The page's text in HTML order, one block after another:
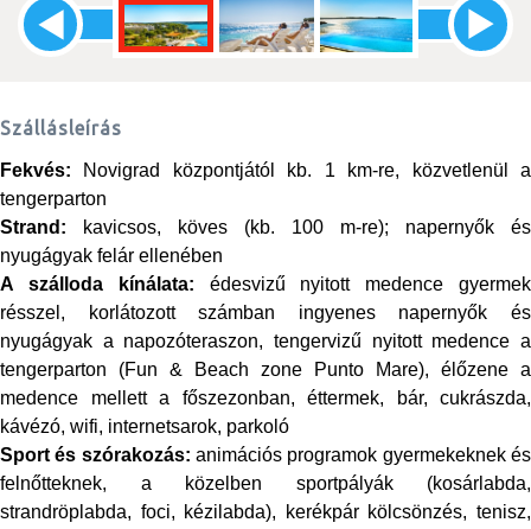
Szállásleírás
Fekvés: Novigrad központjától kb. 1 km-re, közvetlenül a
tengerparton
Strand: kavicsos, köves (kb. 100 m-re); napernyők és
nyugágyak felár ellenében
A szálloda kínálata: édesvizű nyitott medence gyermek
résszel, korlátozott számban ingyenes napernyők és
nyugágyak a napozóteraszon, tengervizű nyitott medence a
tengerparton (Fun & Beach zone Punto Mare), élőzene a
medence mellett a főszezonban, éttermek, bár, cukrászda,
kávézó, wifi, internetsarok, parkoló
Sport és szórakozás: animációs programok gyermekeknek és
felnőtteknek, a közelben sportpályák (kosárlabda,
strandröplabda, foci, kézilabda), kerékpár kölcsönzés, tenisz,